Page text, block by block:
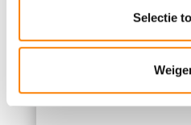
partners kunnen deze
verzameld op basis van uw
Selectie